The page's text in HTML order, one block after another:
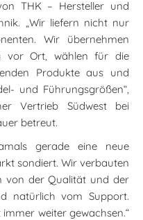
THK – Hersteller und
„Wir liefern nicht nur
Wir übernehmen
vor Ort, wählen für die
Produkte aus und
und Führungsgrößen“,
Vertrieb Südwest bei
betreut.
gerade eine neue
sondiert. Wir verbauten
von der Qualität und der
natürlich vom Support.
weiter gewachsen.“